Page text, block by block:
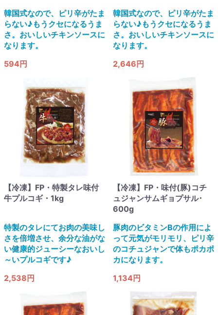
韓国式なので、ピリ辛がたま
らない♪もうクセになるうま
さ。おいしいチキンソースに
なります。
594円
韓国式なので、ピリ辛がたま
らない♪もうクセになるうま
さ。おいしいチキンソースに
なります。
2,646円
【冷凍】FP・特製タレ味付
牛プルコギ・1kg
特製のタレにてお肉の美味し
さを倍増させ、余分な油がな
い健康的ジューシーなおいし
～いプルコギです♪
2,538円
【冷凍】FP・味付(豚)コチ
ュジャンサムギョプサル･
600g
豚肉のビタミンBの作用によ
って元気がモリモリ、ピリ辛
のコチュジャンで体もポカポ
カになります。
1,134円